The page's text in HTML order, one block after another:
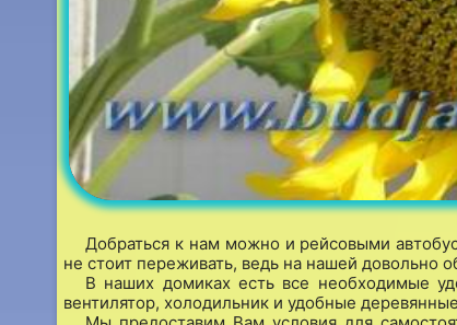
Добраться к нам можно и рейсовыми
не стоит переживать, ведь на нашей довольно
В наших домиках есть все необходимые
вентилятор, холодильник и удобные